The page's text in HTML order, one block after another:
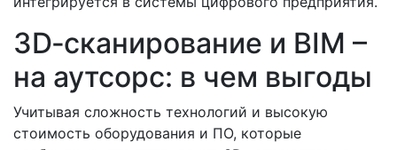
3D‑сканирование и BIM –
на аутсорс: в чем выгоды
Учитывая сложность технологий и высокую
стоимость оборудования и ПО, которые